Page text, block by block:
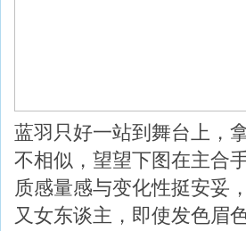
蓝羽只好一站到舞台上，
不相似，望望下图在主合
质感量感与变化性挺安妥
又女东谈主，即使发色眉